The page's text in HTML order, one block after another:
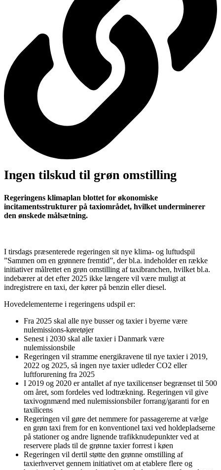
Ingen tilskud til grøn omstilling
Regeringens klimaplan blottet for økonomiske
incitamentsstrukturer på taxiområdet, hvilket underminerer
den ønskede målsætning.
I tirsdags præsenterede regeringen sit nye klima- og luftudspil
”Sammen om en grønnere fremtid”, der bl.a. indeholder en række
initiativer målrettet en grøn omstilling af taxibranchen, hvilket bl.a.
indebærer at det efter 2025 ikke længere vil være muligt at
indregistrere en taxi, der kører på benzin eller diesel.
Hovedelementerne i regeringens udspil er:
Fra 2025 skal alle nye busser og taxier i byerne være
nulemissions-køretøjer
Senest i 2030 skal alle taxier i Danmark være
nulemissionsbile
Regeringen vil stramme energikravene til nye taxier i 2019,
2022 og 2025, så ingen nye taxier udleder CO2 eller
luftforurening fra 2025
I 2019 og 2020 er antallet af nye taxilicenser begrænset til 500
om året, som fordeles ved lodtrækning. Regeringen vil give
taxivognmænd med nulemissionsbiler forrang/garanti for en
taxilicens
Regeringen vil gøre det nemmere for passagererne at vælge
en grøn taxi frem for en konventionel taxi ved holdepladserne
på stationer og andre lignende trafikknudepunkter ved at
reservere plads til de grønne taxier forrest i køen
Regeringen vil dertil støtte den grønne omstilling af
taxierhvervet gennem initiativet om at etablere flere og